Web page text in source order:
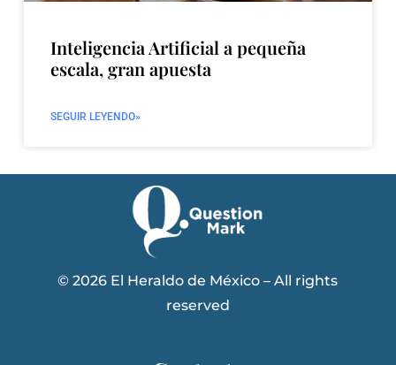
Inteligencia Artificial a pequeña
escala, gran apuesta
SEGUIR LEYENDO»
© 2026 El Heraldo de México – All rights
reserved